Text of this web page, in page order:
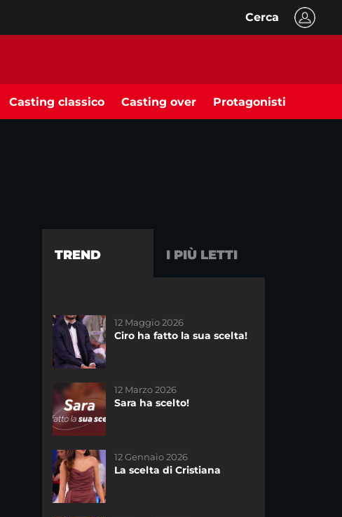
Cerca
Casting classico Casting over Protagonisti
TREND I PIÙ LETTI
12 Maggio 2026
Ciro ha fatto la sua scelta!
12 Marzo 2026
Sara ha scelto!
12 Gennaio 2026
La scelta di Cristiana
09 Settembre 2025
Vuoi partecipare a
13 Gennaio 2025
Martina ha scelto!
11 Febbraio 2021
Uomini e Donne: riassunto